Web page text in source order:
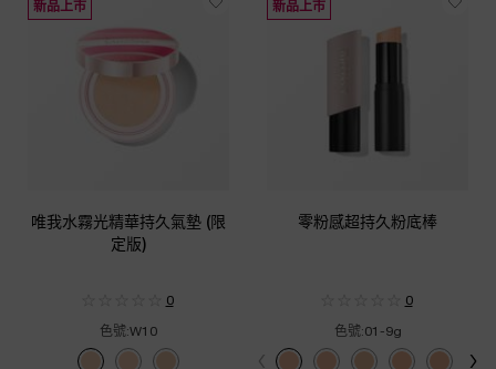
新品上市
唯我水霧光精華持久氣墊 (限
定版)
0
色號:W10
for 唯我水霧光精華持久氣墊 (限定版)
Selected
W10 color for 唯我水霧光精華持久氣墊 (限定版), 1 of 3
N10 color for 唯我水霧光精華持久氣墊 (限定版), 2 of 3
W20 color for 唯我水霧光精華持久氣墊 (限定版), 3 of 3
新品上市
零粉感超持久粉底棒
0
色號:01-9g
Select a colour
for 零粉感超持久粉底
Selected
01-9g color for 零粉感超持久粉底
110-9g color for 零粉感超
210-9g color for 零
250-9g color
Selected
310-9g